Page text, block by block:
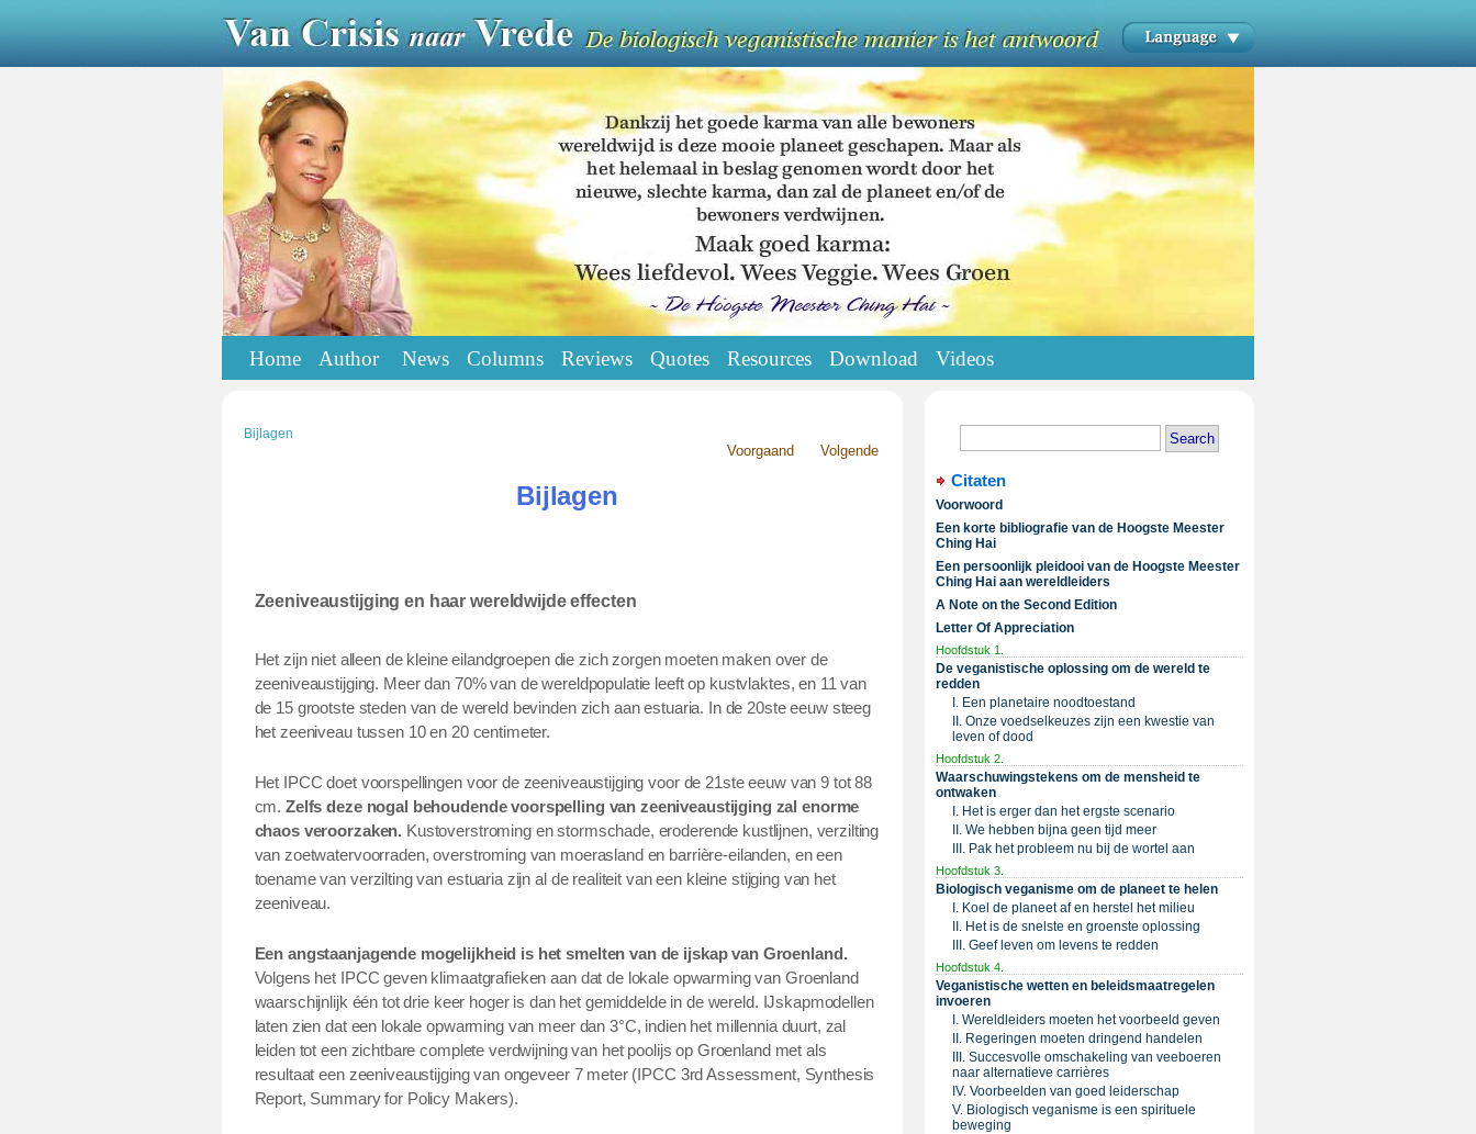
Home Author News Columns Reviews Quotes Resources Download Videos
Bijlagen
Voorgaand Volgende
Bijlagen
Zeeniveaustijging en haar wereldwijde effecten
Het zijn niet alleen de kleine eilandgroepen die zich zorgen moeten maken over de
zeeniveaustijging. Meer dan 70% van de wereldpopulatie leeft op kustvlaktes, en 11 van
de 15 grootste steden van de wereld bevinden zich aan estuaria. In de 20ste eeuw steeg
het zeeniveau tussen 10 en 20 centimeter.
Het IPCC doet voorspellingen voor de zeeniveaustijging voor de 21ste eeuw van 9 tot 88
cm. Zelfs deze nogal behoudende voorspelling van zeeniveaustijging zal enorme
chaos veroorzaken. Kustoverstroming en stormschade, eroderende kustlijnen, verzilting
van zoetwatervoorraden, overstroming van moerasland en barrière-eilanden, en een
toename van verzilting van estuaria zijn al de realiteit van een kleine stijging van het
zeeniveau.
Een angstaanjagende mogelijkheid is het smelten van de ijskap van Groenland.
Volgens het IPCC geven klimaatgrafieken aan dat de lokale opwarming van Groenland
waarschijnlijk één tot drie keer hoger is dan het gemiddelde in de wereld. IJskapmodellen
laten zien dat een lokale opwarming van meer dan 3°C, indien het millennia duurt, zal
leiden tot een zichtbare complete verdwijning van het poolijs op Groenland met als
resultaat een zeeniveaustijging van ongeveer 7 meter (IPCC 3rd Assessment, Synthesis
Report, Summary for Policy Makers).
Citaten
Voorwoord
Een korte bibliografie van de Hoogste Meester
Ching Hai
Een persoonlijk pleidooi van de Hoogste Meester
Ching Hai aan wereldleiders
A Note on the Second Edition
Letter Of Appreciation
Hoofdstuk 1.
De veganistische oplossing om de wereld te
redden
I. Een planetaire noodtoestand
II. Onze voedselkeuzes zijn een kwestie van
leven of dood
Hoofdstuk 2.
Waarschuwingstekens om de mensheid te
ontwaken
I. Het is erger dan het ergste scenario
II. We hebben bijna geen tijd meer
III. Pak het probleem nu bij de wortel aan
Hoofdstuk 3.
Biologisch veganisme om de planeet te helen
I. Koel de planeet af en herstel het milieu
II. Het is de snelste en groenste oplossing
III. Geef leven om levens te redden
Hoofdstuk 4.
Veganistische wetten en beleidsmaatregelen
invoeren
I. Wereldleiders moeten het voorbeeld geven
II. Regeringen moeten dringend handelen
III. Succesvolle omschakeling van veeboeren
naar alternatieve carrières
IV. Voorbeelden van goed leiderschap
V. Biologisch veganisme is een spirituele
beweging